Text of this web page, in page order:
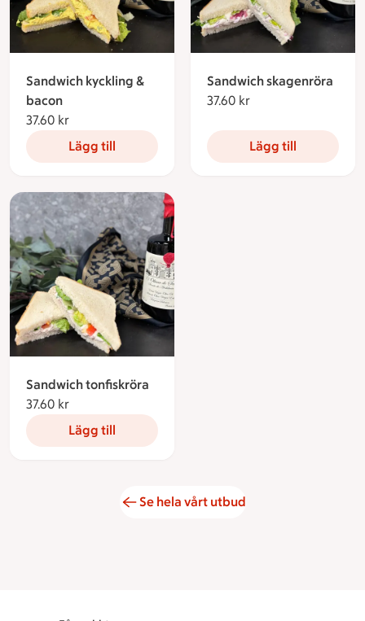
Sandwich kyckling &
bacon
37.60 kr
Lägg till
Sandwich skagenröra
37.60 kr
Lägg till
Sandwich tonfiskröra
37.60 kr
Lägg till
Se hela vårt utbud